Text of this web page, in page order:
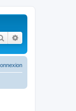
Rechercher